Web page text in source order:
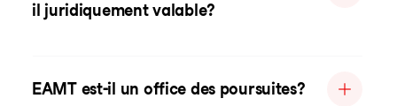
il juridiquement valable?
EAMT est-il un office des poursuites?